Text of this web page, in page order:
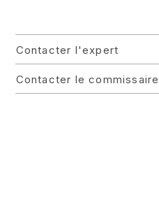
Contacter l'expert
Contacter le